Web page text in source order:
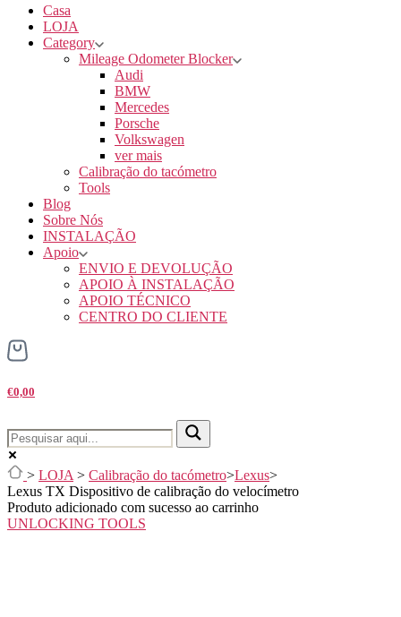
Casa
LOJA
Category
Mileage Odometer Blocker
Audi
BMW
Mercedes
Porsche
Volkswagen
ver mais
Calibração do tacómetro
Tools
Blog
Sobre Nós
INSTALAÇÃO
Apoio
ENVIO E DEVOLUÇÃO
APOIO À INSTALAÇÃO
APOIO TÉCNICO
CENTRO DO CLIENTE
€0,00
> LOJA > Calibração do tacómetro>Lexus>
Lexus TX Dispositivo de calibração do velocímetro
Produto adicionado com sucesso ao carrinho
UNLOCKING TOOLS